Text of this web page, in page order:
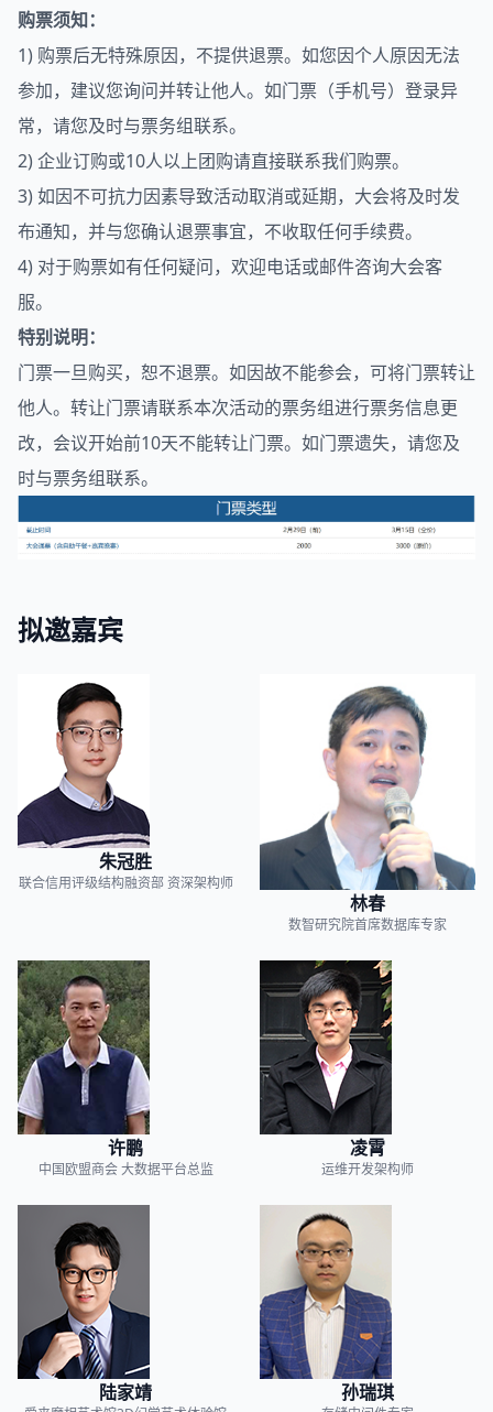
购票须知：
1) 购票后无特殊原因，不提供退票。如您因个人原因无法
参加，建议您询问并转让他人。如门票（手机号）登录异
常，请您及时与票务组联系。
2) 企业订购或10人以上团购请直接联系我们购票。
3) 如因不可抗力因素导致活动取消或延期，大会将及时发
布通知，并与您确认退票事宜，不收取任何手续费。
4) 对于购票如有任何疑问，欢迎电话或邮件咨询大会客
服。
特别说明：
门票一旦购买，恕不退票。如因故不能参会，可将门票转让
他人。转让门票请联系本次活动的票务组进行票务信息更
改，会议开始前10天不能转让门票。如门票遗失，请您及
时与票务组联系。
拟邀嘉宾
朱冠胜
联合信用评级结构融资部 资深架构师
林春
数智研究院首席数据库专家
许鹏
中国欧盟商会 大数据平台总监
凌霄
运维开发架构师
陆家靖 孙瑞琪